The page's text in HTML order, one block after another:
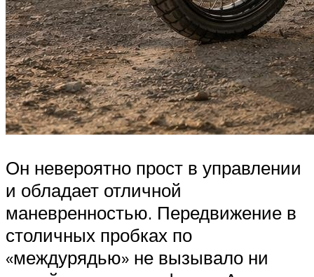
Он невероятно прост в управлении
и обладает отличной
маневренностью. Передвижение в
столичных пробках по
«междурядью» не вызывало ни